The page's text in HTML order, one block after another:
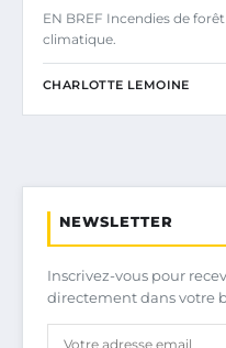
EN BREF Incendies de
climatique.
CHARLOTTE LEMOINE
NEWSLETTER
Inscrivez-vous pour
directement dans votre